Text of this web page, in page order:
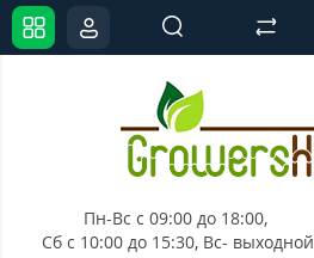
Пн-Вс с 09:00 до 18:00,
Сб с 10:00 до 15:30, Вс- выходной